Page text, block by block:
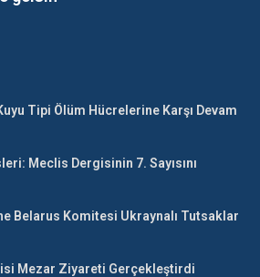
Tipi Ölüm Hücrelerine Karşı Devam
Meclis Dergisinin 7. Sayısını
Belarus Komitesi Ukraynalı Tutsaklar
Mezar Ziyareti Gerçekleştirdi